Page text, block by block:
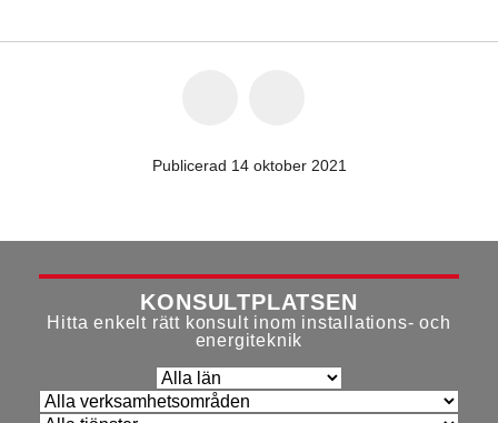
Publicerad 14 oktober 2021
KONSULTPLATSEN
Hitta enkelt rätt konsult inom installations- och
energiteknik